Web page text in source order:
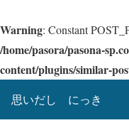
Warning: Constant
/home/pasora/pasona-
content/plugins/similar-
思いだし にっき